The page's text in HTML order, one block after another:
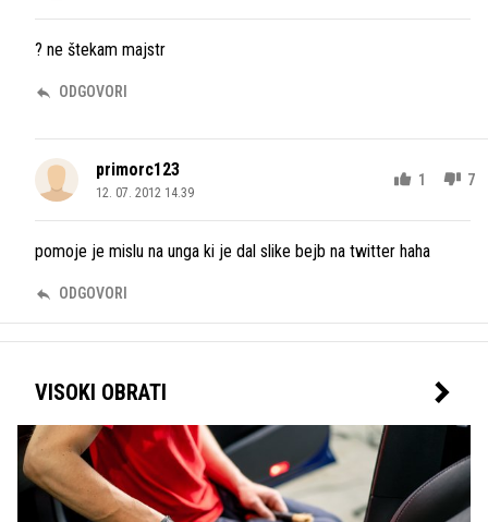
? ne štekam majstr
ODGOVORI
primorc123
12. 07. 2012 14.39
1 7
pomoje je mislu na unga ki je dal slike bejb na twitter haha
ODGOVORI
VISOKI OBRATI